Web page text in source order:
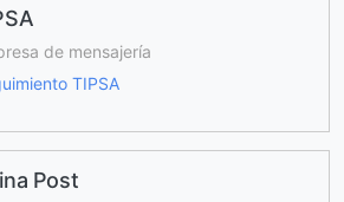
de mensajería
TIPSA
Post